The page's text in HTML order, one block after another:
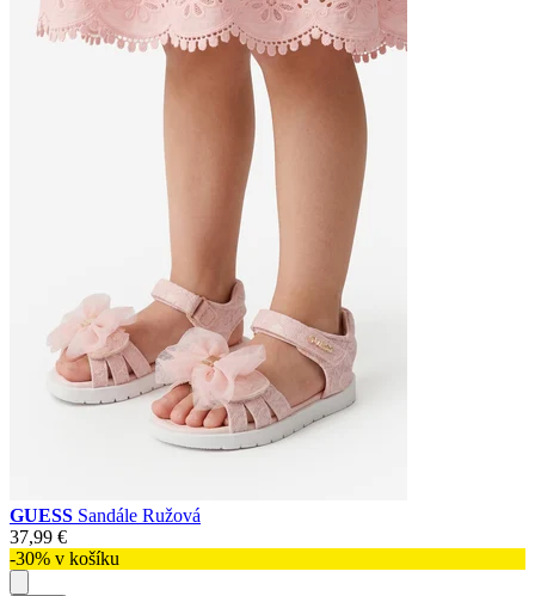
GUESS Sandále Ružová
37,99 €
-30% v košíku